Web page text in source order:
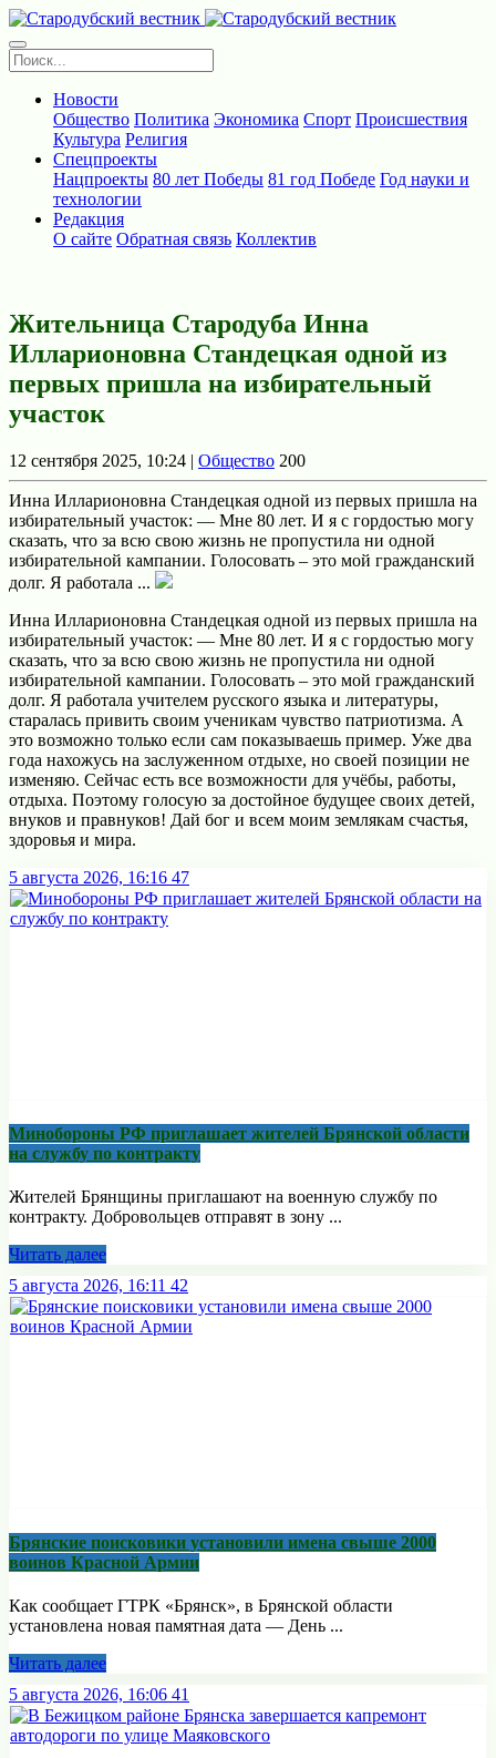
Новости
Общество Политика Экономика Спорт Происшествия
Культура Религия
Спецпроекты
Нацпроекты 80 лет Победы 81 год Победе Год науки и
технологии
Редакция
О сайте Обратная связь Коллектив
Жительница Стародуба Инна
Илларионовна Стандецкая одной из
первых пришла на избирательный
участок
12 сентября 2025, 10:24 | Общество 200
Инна Илларионовна Стандецкая одной из первых пришла на
избирательный участок: — Мне 80 лет. И я с гордостью могу
сказать, что за всю свою жизнь не пропустила ни одной
избирательной кампании. Голосовать – это мой гражданский
долг. Я работала ...
Инна Илларионовна Стандецкая одной из первых пришла на
избирательный участок: — Мне 80 лет. И я с гордостью могу
сказать, что за всю свою жизнь не пропустила ни одной
избирательной кампании. Голосовать – это мой гражданский
долг. Я работала учителем русского языка и литературы,
старалась привить своим ученикам чувство патриотизма. А
это возможно только если сам показываешь пример. Уже два
года нахожусь на заслуженном отдыхе, но своей позиции не
изменяю. Сейчас есть все возможности для учёбы, работы,
отдыха. Поэтому голосую за достойное будущее своих детей,
внуков и правнуков! Дай бог и всем моим землякам счастья,
здоровья и мира.
5 августа 2026, 16:16 47
Минобoроны РФ приглaшaет житeлeй Брянской области
на службу по контракту
Жителей Брянщины приглашают на военную службу по
контракту. Добровольцев отправят в зону ...
Читать далее
5 августа 2026, 16:11 42
Брянские поисковики установили имена свыше 2000
воинов Красной Армии
Как сообщает ГТРК «Брянск», в Брянской области
установлена новая памятная дата — День ...
Читать далее
5 августа 2026, 16:06 41